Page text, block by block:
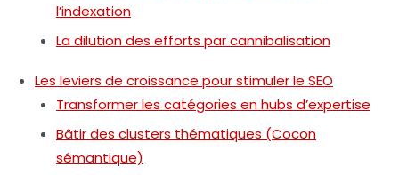
l’indexation
La dilution des efforts par cannibalisation
Les leviers de croissance pour stimuler le SEO
Transformer les catégories en hubs d’expertise
Bâtir des clusters thématiques (Cocon
sémantique)